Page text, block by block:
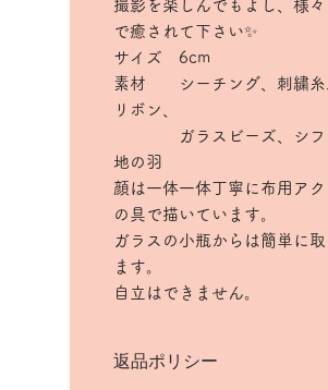
撮影を楽しんでもよし、様
で癒されて下さい✨
サイズ 6cm
素材 シーチング、刺繍糸
リボン、
ガラスビーズ、シフ
地の羽
顔は一体一体丁寧に布用ア
の具で描いています。
ガラスの小瓶からは簡単に
ます。
自立はできません。
返品ポリシー